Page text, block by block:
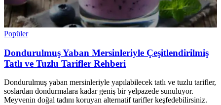
Popüler
Dondurulmuş Yaban Mersinleriyle Çeşitlendirilmiş
Tatlı ve Tuzlu Tarifler Rehberi
Dondurulmuş yaban mersinleriyle yapılabilecek tatlı ve tuzlu tarifler,
soslardan dondurmalara kadar geniş bir yelpazede sunuluyor.
Meyvenin doğal tadını koruyan alternatif tarifler keşfedebilirsiniz.